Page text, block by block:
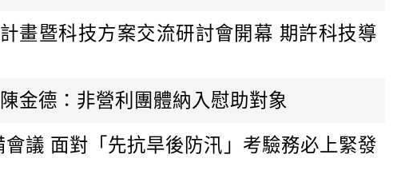
畫暨科技方案交流研討會開幕 期許科技導
金德：非營利團體納入慰助對象
議 面對「先抗旱後防汛」考驗務必上緊發